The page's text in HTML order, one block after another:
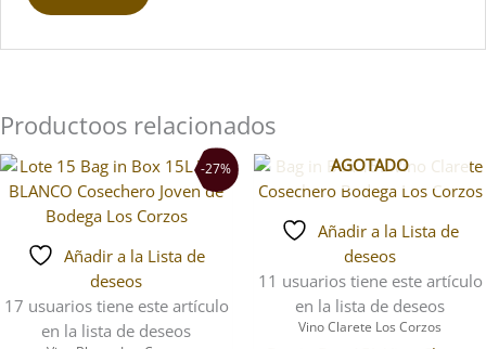
Productoos relacionados
-27%
Añadir a la Lista de
deseos
17 usuariostiene este artículo
en la lista de deseos
El
precio
original
449,70€.
El
precio
330,00€.
AGOTADO
Añadir a la Lista de
deseos
11 usuariostiene este artículo
en la lista de deseos
Vino Clarete Los Corzos